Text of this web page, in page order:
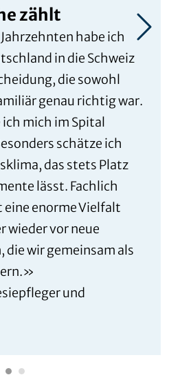
zählt
habe ich
in die Schweiz
die sowohl
genau richtig war.
mich im Spital
schätze ich
das stets Platz
lässt. Fachlich
enorme Vielfalt
wieder vor neue
die wir gemeinsam als
und